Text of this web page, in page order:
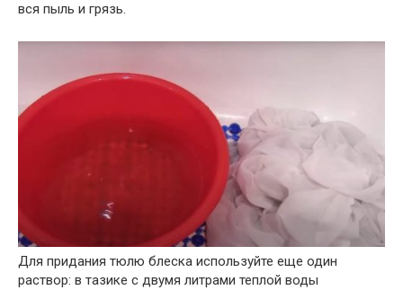
вся пыль и грязь.
Для придания тюлю блеска используйте еще один
раствор: в тазике с двумя литрами теплой воды